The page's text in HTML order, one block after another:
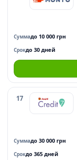
Суммадо 10 000 грн
Срокдо 30 дней
17
Суммадо 30 000 грн
Срокдо 365 дней